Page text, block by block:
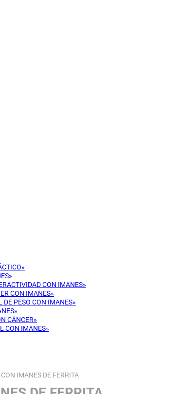
CON IMANES»
CON IMANES»
PESO CON IMANES»
CÁNCER»
CON IMANES»
IMANES DE FERRITA